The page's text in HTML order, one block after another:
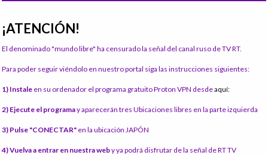
¡ATENCIÓN!
El denominado "mundo libre" ha censurado la señal del canal ruso de TV RT.
Para poder seguir viéndolo en nuestro portal siga las instrucciones siguientes:
1) Instale en su ordenador el programa gratuito Proton VPN desdeaquí:
2) Ejecute el programay aparecerán tres Ubicaciones libres en la parte izquierda
3) Pulse "CONECTAR" en la ubicación JAPÓN
4) Vuelva a entrar en nuestra weby ya podrá disfrutar de la señal de RT TV